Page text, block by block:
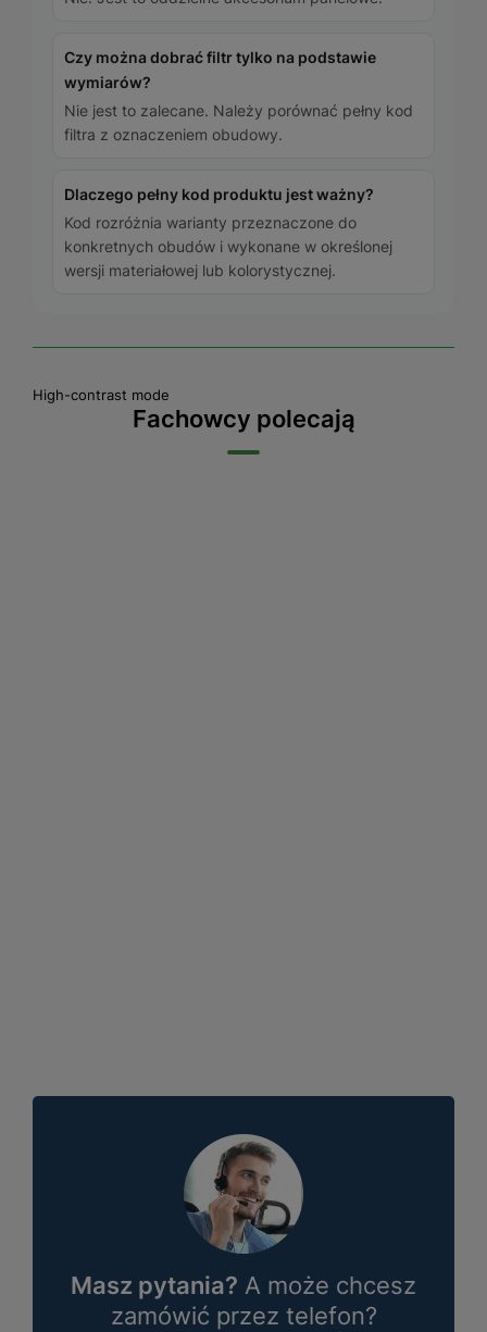
Czy można dobrać filtr tylko na podstawie
wymiarów?
Nie jest to zalecane. Należy porównać pełny kod
filtra z oznaczeniem obudowy.
Dlaczego pełny kod produktu jest ważny?
Kod rozróżnia warianty przeznaczone do
konkretnych obudów i wykonane w określonej
wersji materiałowej lub kolorystycznej.
High-contrast mode
Fachowcy polecają
Masz pytania? A może chcesz
zamówić przez telefon?